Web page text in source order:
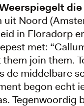
uit Noord
in Floradorp
met:
join them.
middelbare
begon echt
Tegenwoordig